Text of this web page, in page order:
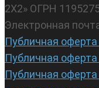
2Х2» ОГРН
Электронная
Публичная
Публичная
Публичная